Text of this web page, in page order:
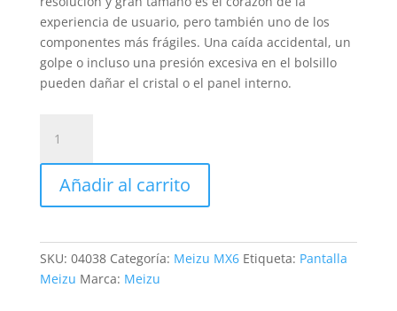
experiencia de usuario, pero también uno de los
componentes más frágiles. Una caída accidental, un
golpe o incluso una presión excesiva en el bolsillo
pueden dañar el cristal o el panel interno.
Pantalla
Meizu
MX6
cantidad
Añadir al carrito
SKU: 04038 Categoría: Meizu MX6 Etiqueta: Pantalla
Meizu Marca: Meizu